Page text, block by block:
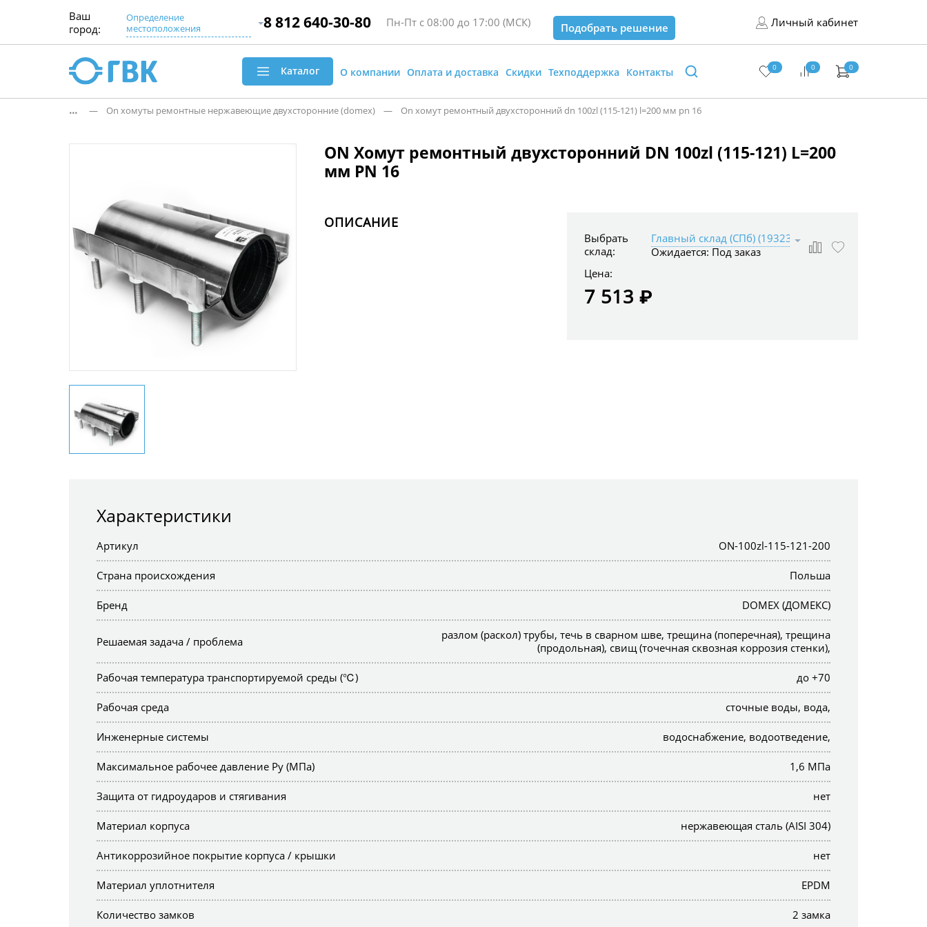
Ваш
город:
Определение
местоположения
8 812 640-30-80 Пн-Пт с 08:00 до 17:00 (МСК) Личный кабинет
Подобрать решение
Каталог О компании Оплата и доставка Скидки Техподдержка Контакты 0 0 0
... — On хомуты ремонтные нержавеющие двухсторонние (domex) — On хомут ремонтный двухсторонний dn 100zl (115-121) l=200 мм pn 16
ON Хомут ремонтный двухсторонний DN 100zl (115-121) L=200
мм PN 16
ОПИСАНИЕ
Выбрать
склад:
Ожидается: Под заказ
Цена:
7 513 ₽
Характеристики
Артикул ON-100zl-115-121-200
Страна происхождения Польша
Бренд DOMEX (ДОМЕКС)
Решаемая задача / проблема
разлом (раскол) трубы, течь в сварном шве, трещина (поперечная), трещина
(продольная), свищ (точечная сквозная коррозия стенки),
Рабочая температура транспортируемой среды (℃) до +70
Рабочая среда сточные воды, вода,
Инженерные системы водоснабжение, водоотведение,
Максимальное рабочее давление Ру (МПа) 1,6 МПа
Защита от гидроударов и стягивания нет
Материал корпуса нержавеющая сталь (AISI 304)
Антикоррозийное покрытие корпуса / крышки нет
Материал уплотнителя EPDM
Количество замков 2 замка